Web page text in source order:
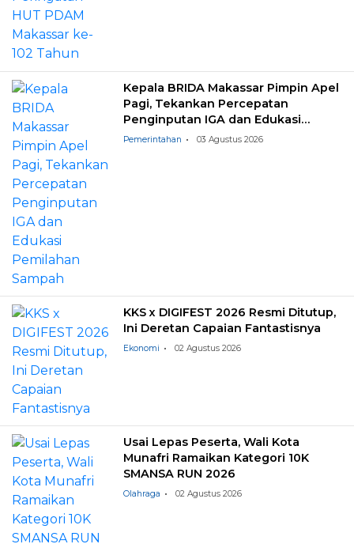
Kepala BRIDA Makassar Pimpin Apel
Pagi, Tekankan Percepatan
Penginputan IGA dan Edukasi
Pemilahan Sampah
Pemerintahan 03 Agustus 2026
KKS x DIGIFEST 2026 Resmi Ditutup,
Ini Deretan Capaian Fantastisnya
Ekonomi 02 Agustus 2026
Usai Lepas Peserta, Wali Kota
Munafri Ramaikan Kategori 10K
SMANSA RUN 2026
Olahraga 02 Agustus 2026